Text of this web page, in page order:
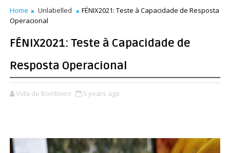
Home Unlabelled
FÉNIX2021: Teste à Capacidade de Resposta
Operacional
FÉNIX2021: Teste à Capacidade de
Resposta Operacional
Vida de Bombeiro 5 years ago